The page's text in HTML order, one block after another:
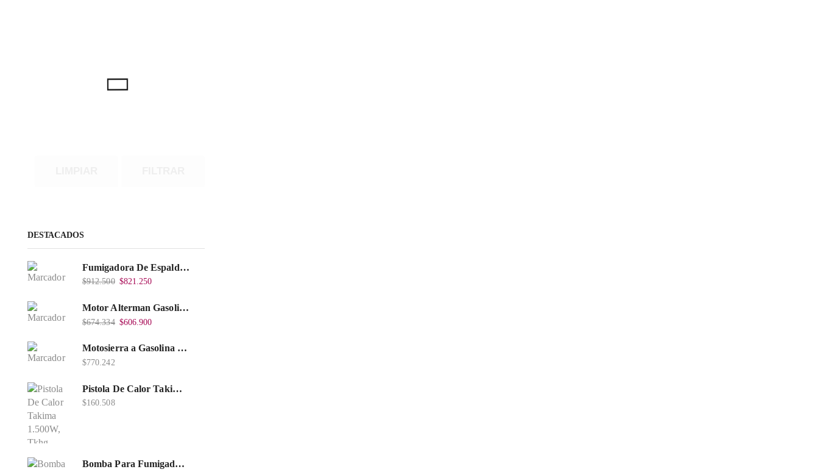
DESTACADOS
Fumigadora De Espalda Alterman Gasolina 2T, 26 Cc, Bomba Nylon Libre Mantenimiento, Tf900-A.
$912.500 $821.250
Motor Alterman Gasolina 4T, 6.5Hp Eje Cuña/Rosca 3/4", Xge65K.
$674.334 $606.900
Motosierra a Gasolina 52 Barra 20'' PD
$770.242
Pistola De Calor Takima 1.500W, Tkhg-1500.
$160.508
Bomba Para Fumigadora Estacionaria 22 Litros, Xp22-I.